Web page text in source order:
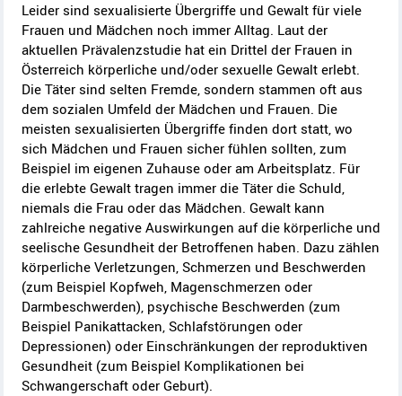
Leider sind sexualisierte Übergriffe und Gewalt für viele
Frauen und Mädchen noch immer Alltag. Laut der
aktuellen Prävalenzstudie hat ein Drittel der Frauen in
Österreich körperliche und/oder sexuelle Gewalt erlebt.
Die Täter sind selten Fremde, sondern stammen oft aus
dem sozialen Umfeld der Mädchen und Frauen. Die
meisten sexualisierten Übergriffe finden dort statt, wo
sich Mädchen und Frauen sicher fühlen sollten, zum
Beispiel im eigenen Zuhause oder am Arbeitsplatz. Für
die erlebte Gewalt tragen immer die Täter die Schuld,
niemals die Frau oder das Mädchen. Gewalt kann
zahlreiche negative Auswirkungen auf die körperliche und
seelische Gesundheit der Betroffenen haben. Dazu zählen
körperliche Verletzungen, Schmerzen und Beschwerden
(zum Beispiel Kopfweh, Magenschmerzen oder
Darmbeschwerden), psychische Beschwerden (zum
Beispiel Panikattacken, Schlafstörungen oder
Depressionen) oder Einschränkungen der reproduktiven
Gesundheit (zum Beispiel Komplikationen bei
Schwangerschaft oder Geburt).